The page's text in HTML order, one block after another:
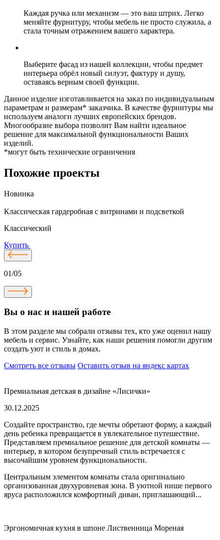
Каждая ручка или механизм — это ваш штрих. Легко
меняйте фурнитуру, чтобы мебель не просто служила, а
стала точным отражением вашего характера.
Выберите фасад из нашей коллекции, чтобы предмет
интерьера обрёл новый силуэт, фактуру и душу,
оставаясь верным своей функции.
Данное изделие изготавливается на заказ по индивидуальным
параметрам и размерам* заказчика. В качестве фурнитуры мы
используем аналоги лучших европейских брендов.
Многообразие выбора позволит Вам найти идеальное
решение для максимальной функциональности Ваших
изделий.
*могут быть технические ограничения
Похожие проекты
Новинка
Классическая гардеробная с витринами и подсветкой
Классический
Купить
01/05
Вы о нас и нашей работе
В этом разделе мы собрали отзывы тех, кто уже оценил нашу
мебель и сервис. Узнайте, как наши решения помогли другим
создать уют и стиль в домах.
Смотреть все отзывы Оставить отзыв на яндекс картах
Премиальная детская в дизайне «Лисички»
30.12.2025
Создайте пространство, где мечты обретают форму, а каждый
день ребенка превращается в увлекательное путешествие.
Представляем премиальное решение для детской комнаты —
интерьер, в котором безупречный стиль встречается с
высочайшим уровнем функциональности.
Центральным элементом комнаты стала оригинально
организованная двухуровневая зона. В уютной нише первого
яруса расположился комфортный диван, приглашающий...
Эргономичная кухня в шпоне Лиственница Мореная